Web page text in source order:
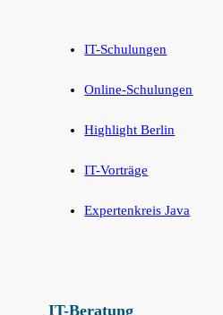
IT-Schulungen
Online-Schulungen
Highlight Berlin
IT-Vorträge
Expertenkreis Java
IT-Beratung